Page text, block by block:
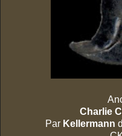
Charlie
Par Kellermann